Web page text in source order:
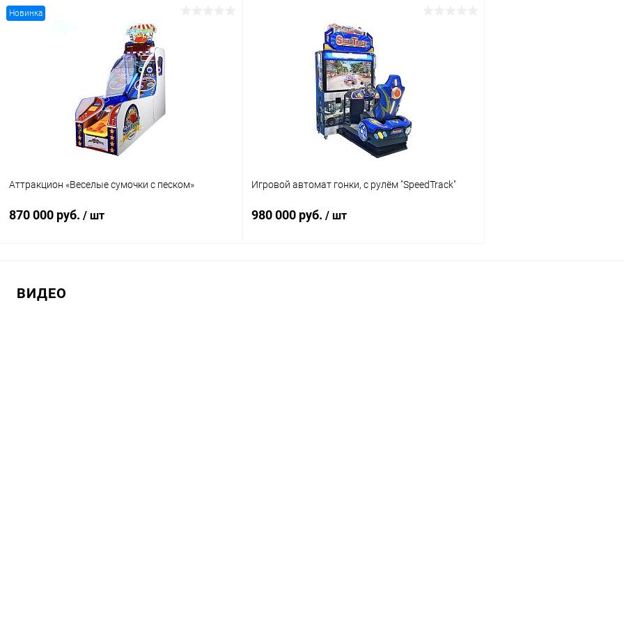
В корзину
Сравнение
В наличии
В корзину
Купить в 1 клик
В избранное В наличии
Новинка
Аттракцион «Веселые сумочки с песком»
870 000 руб. / шт
Игровой автомат гонки, с рулём "SpeedTrack"
980 000 руб. / шт
ВИДЕО